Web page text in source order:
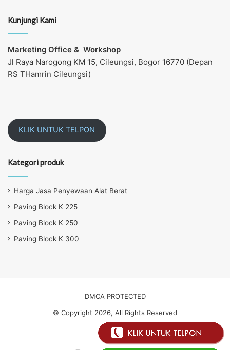
Kunjungi Kami
Marketing Office & Workshop
Jl Raya Narogong KM 15, Cileungsi, Bogor 16770 (Depan
RS THamrin Cileungsi)
KLIK UNTUK TELPON
Kategori produk
Harga Jasa Penyewaan Alat Berat
Paving Block K 225
Paving Block K 250
Paving Block K 300
DMCA PROTECTED
© Copyright 2026, All Rights Reserved
About Us